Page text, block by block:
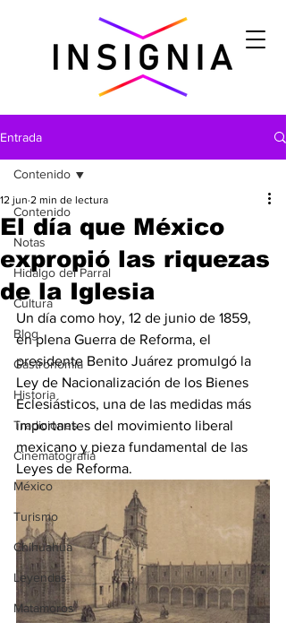
Entrada
Contenido
Notas
Hidalgo del Parral
Cultura
Blog
Gastronomìa
Historia
Tradiciones
Cinematografía
México
Turismo
Chihuahua
Leyendas
Matamoros
Contenido
El día que México
expropió las riquezas
de la Iglesia
12 jun 2 min de lectura
Un día como hoy, 12 de junio de 1859,
en plena Guerra de Reforma, el
presidente Benito Juárez promulgó la
Ley de Nacionalización de los Bienes
Eclesiásticos, una de las medidas más
importantes del movimiento liberal
mexicano y pieza fundamental de las
Leyes de Reforma.